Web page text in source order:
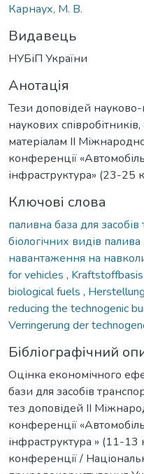
Карнаух, М. В.
Видавець
НУБіП України
Анотація
Тези доповідей науково-
наукових співробітників,
матеріалам ІІ
конференції
інфраструктура» (23-25
Ключові слова
паливна база для
біологічних видів палива ,
навантаження на
for vehicles ,
biological fuels ,
reducing the technogenic
Verringerung der
Бібліографічний
Оцінка економічного
бази для засобів
тез доповідей ІІ
конференції
інфраструктура » (11-13
конференції /